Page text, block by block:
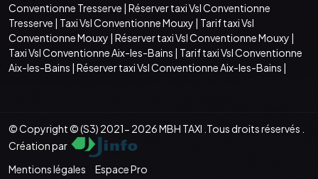
Conventionne Tresserve | Réserver taxi Vsl Conventionne
Tresserve | Taxi Vsl Conventionne Mouxy | Tarif taxi Vsl
Conventionne Mouxy | Réserver taxi Vsl Conventionne Mouxy |
Taxi Vsl Conventionne Aix-les-Bains | Tarif taxi Vsl Conventionne
Aix-les-Bains | Réserver taxi Vsl Conventionne Aix-les-Bains |
© Copyright © (S3) 2021- 2026 MBH TAXI .Tous droits réservés .
Création par
Mentions légales
Espace Pro